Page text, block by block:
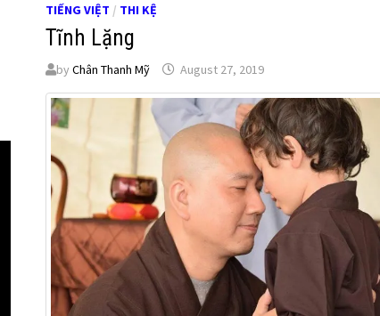
TIẾNG VIỆT / THI KỆ
Tĩnh Lặng
by Chân Thanh Mỹ August 27, 2019